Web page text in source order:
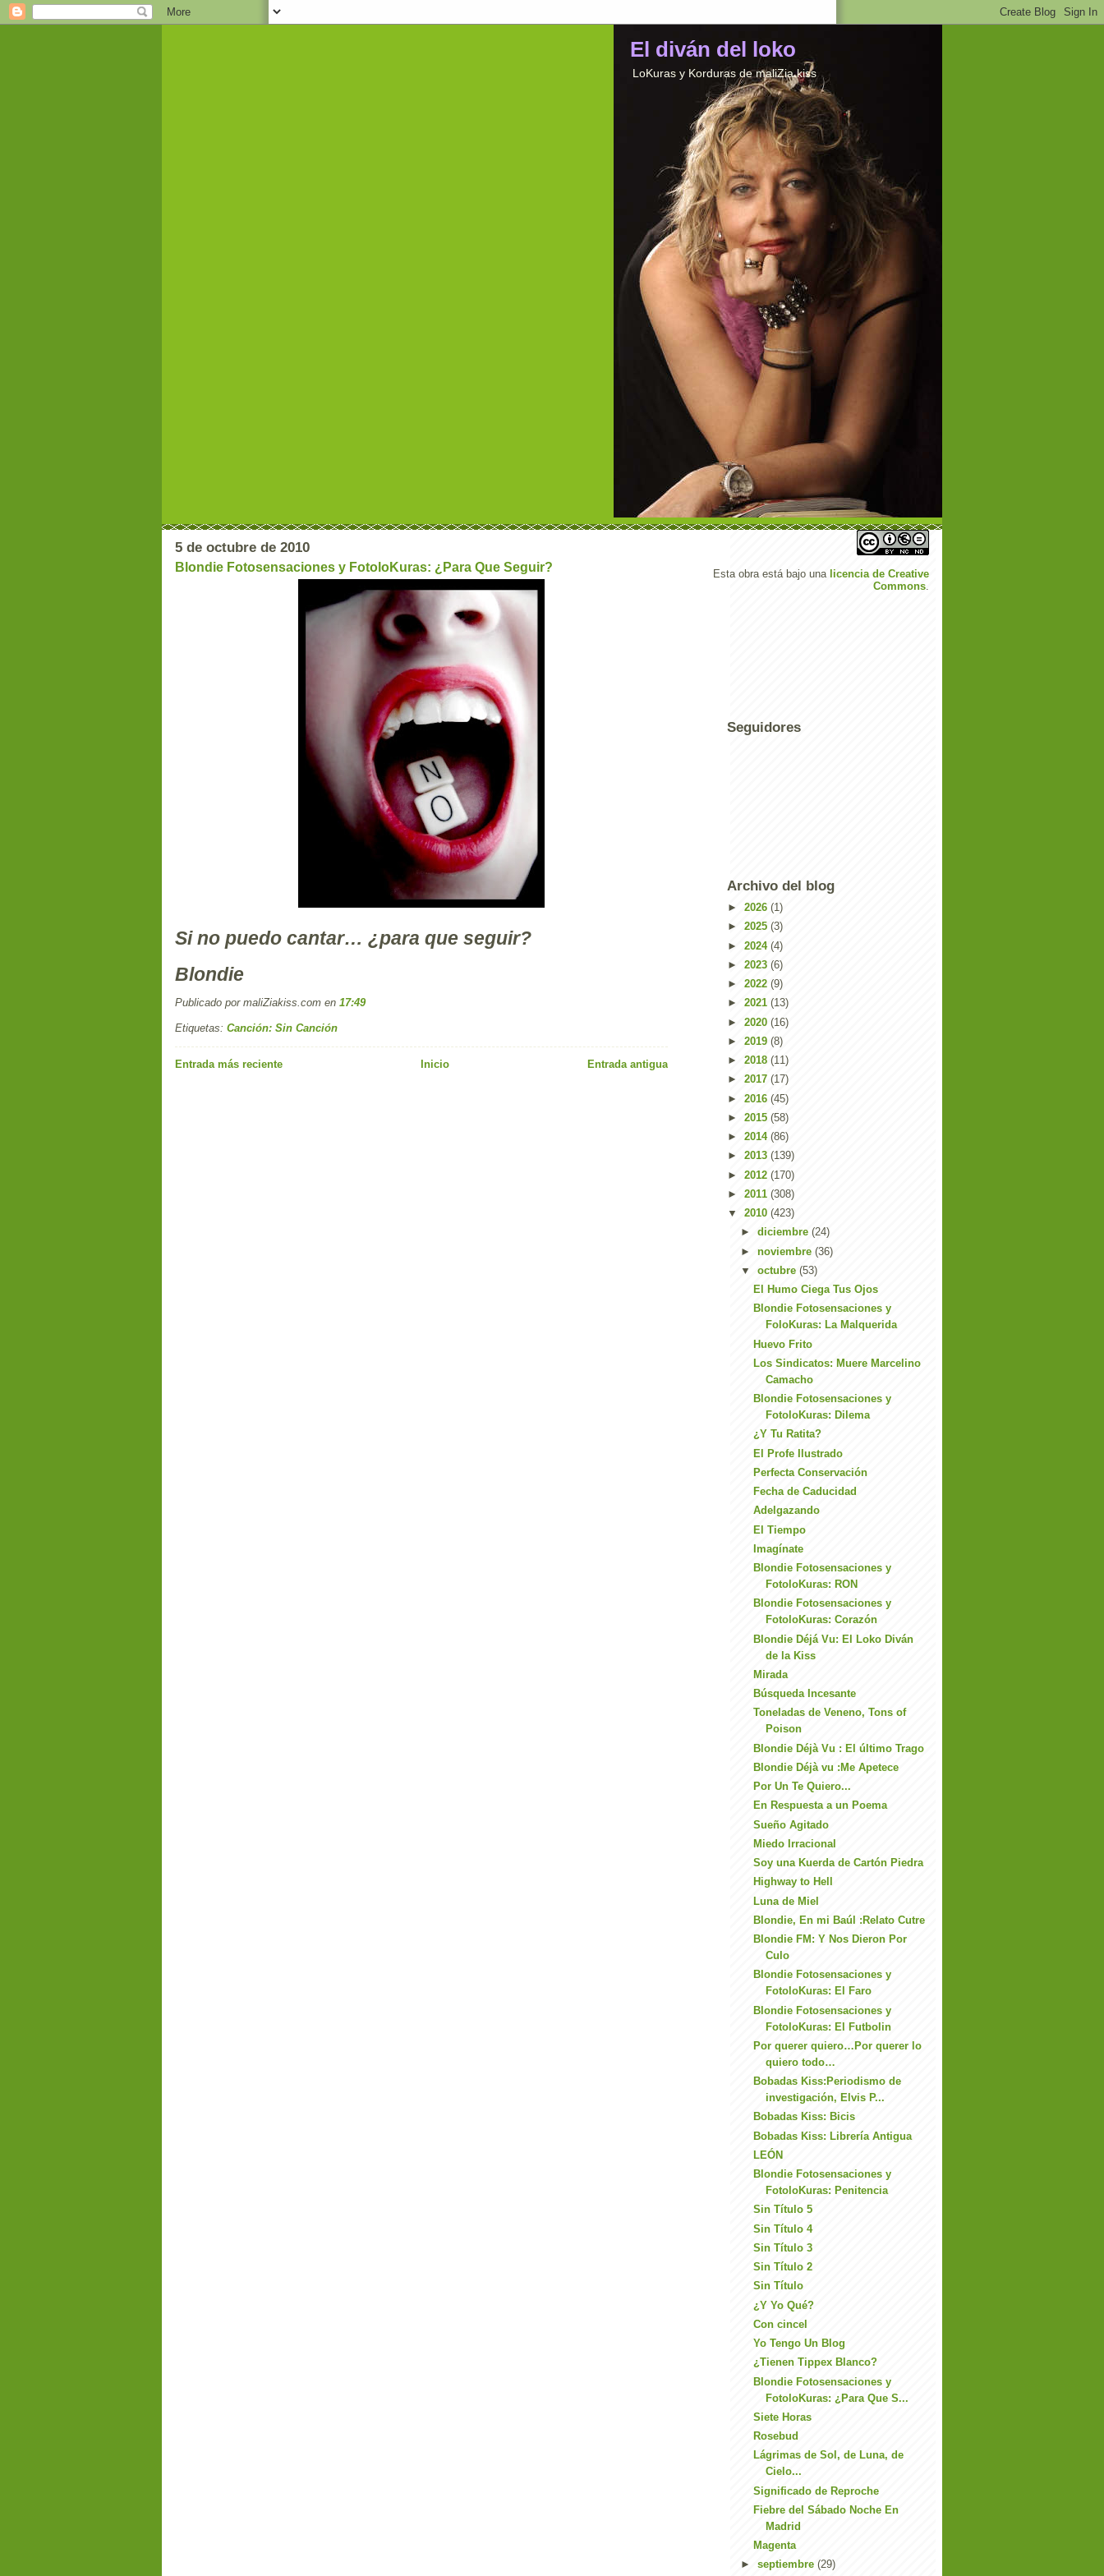
El diván del loko
LoKuras y Korduras de maliZia kiss
5 de octubre de 2010
Blondie Fotosensaciones y FotoloKuras: ¿Para Que Seguir?
Si no puedo cantar… ¿para que seguir?
Blondie
Publicado por maliZiakiss.com en 17:49
Etiquetas: Canción: Sin Canción
Entrada más reciente Entrada antigua
Inicio
Esta obra está bajo una licencia de Creative
Commons.
Seguidores
Archivo del blog
► 2026 (1)
► 2025 (3)
► 2024 (4)
► 2023 (6)
► 2022 (9)
► 2021 (13)
► 2020 (16)
► 2019 (8)
► 2018 (11)
► 2017 (17)
► 2016 (45)
► 2015 (58)
► 2014 (86)
► 2013 (139)
► 2012 (170)
► 2011 (308)
▼ 2010 (423)
► diciembre (24)
► noviembre (36)
▼ octubre (53)
El Humo Ciega Tus Ojos
Blondie Fotosensaciones y
FoloKuras: La Malquerida
Huevo Frito
Los Sindicatos: Muere Marcelino
Camacho
Blondie Fotosensaciones y
FotoloKuras: Dilema
¿Y Tu Ratita?
El Profe Ilustrado
Perfecta Conservación
Fecha de Caducidad
Adelgazando
El Tiempo
Imagínate
Blondie Fotosensaciones y
FotoloKuras: RON
Blondie Fotosensaciones y
FotoloKuras: Corazón
Blondie Déjá Vu: El Loko Diván
de la Kiss
Mirada
Búsqueda Incesante
Toneladas de Veneno, Tons of
Poison
Blondie Déjà Vu : El último Trago
Blondie Déjà vu :Me Apetece
Por Un Te Quiero...
En Respuesta a un Poema
Sueño Agitado
Miedo Irracional
Soy una Kuerda de Cartón Piedra
Highway to Hell
Luna de Miel
Blondie, En mi Baúl :Relato Cutre
Blondie FM: Y Nos Dieron Por
Culo
Blondie Fotosensaciones y
FotoloKuras: El Faro
Blondie Fotosensaciones y
FotoloKuras: El Futbolin
Por querer quiero…Por querer lo
quiero todo…
Bobadas Kiss:Periodismo de
investigación, Elvis P...
Bobadas Kiss: Bicis
Bobadas Kiss: Librería Antigua
LEÓN
Blondie Fotosensaciones y
FotoloKuras: Penitencia
Sin Título 5
Sin Título 4
Sin Título 3
Sin Título 2
Sin Título
¿Y Yo Qué?
Con cincel
Yo Tengo Un Blog
¿Tienen Tippex Blanco?
Blondie Fotosensaciones y
FotoloKuras: ¿Para Que S...
Siete Horas
Rosebud
Lágrimas de Sol, de Luna, de
Cielo...
Significado de Reproche
Fiebre del Sábado Noche En
Madrid
Magenta
► septiembre (29)